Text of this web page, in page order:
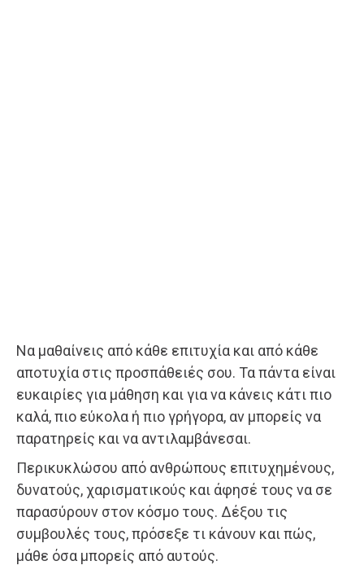
Να μαθαίνεις από κάθε επιτυχία και από κάθε
αποτυχία στις προσπάθειές σου. Τα πάντα είναι
ευκαιρίες για μάθηση και για να κάνεις κάτι πιο
καλά, πιο εύκολα ή πιο γρήγορα, αν μπορείς να
παρατηρείς και να αντιλαμβάνεσαι.
Περικυκλώσου από ανθρώπους επιτυχημένους,
δυνατούς, χαρισματικούς και άφησέ τους να σε
παρασύρουν στον κόσμο τους. Δέξου τις
συμβουλές τους, πρόσεξε τι κάνουν και πώς,
μάθε όσα μπορείς από αυτούς.